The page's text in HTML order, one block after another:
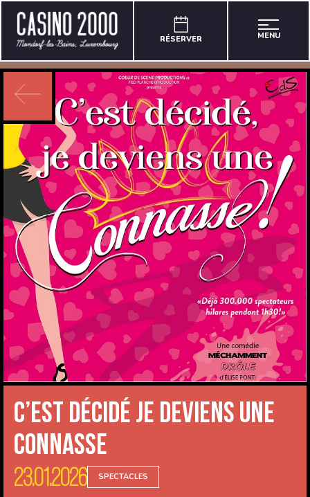
RÉSERVER MENU
C’est décidé je deviens une
connasse
23.01.2026 SPECTACLES